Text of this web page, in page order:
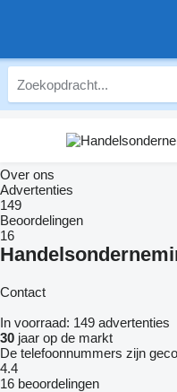
Over ons
Advertenties
149
Beoordelingen
16
Contact
In voorraad: 149 advertenties
30 jaar op de markt
De telefoonnummers zijn
4.4
16 beoordelingen